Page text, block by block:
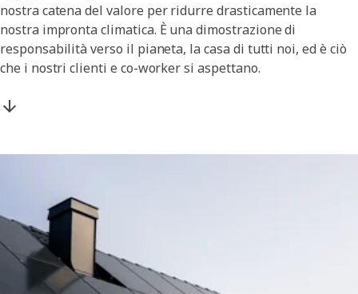
nostra catena del valore per ridurre drasticamente la
nostra impronta climatica. È una dimostrazione di
responsabilità verso il pianeta, la casa di tutti noi, ed è ciò
che i nostri clienti e co-worker si aspettano.